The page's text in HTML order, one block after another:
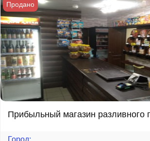
Продано
Прибыльный магазин разливного
Город: